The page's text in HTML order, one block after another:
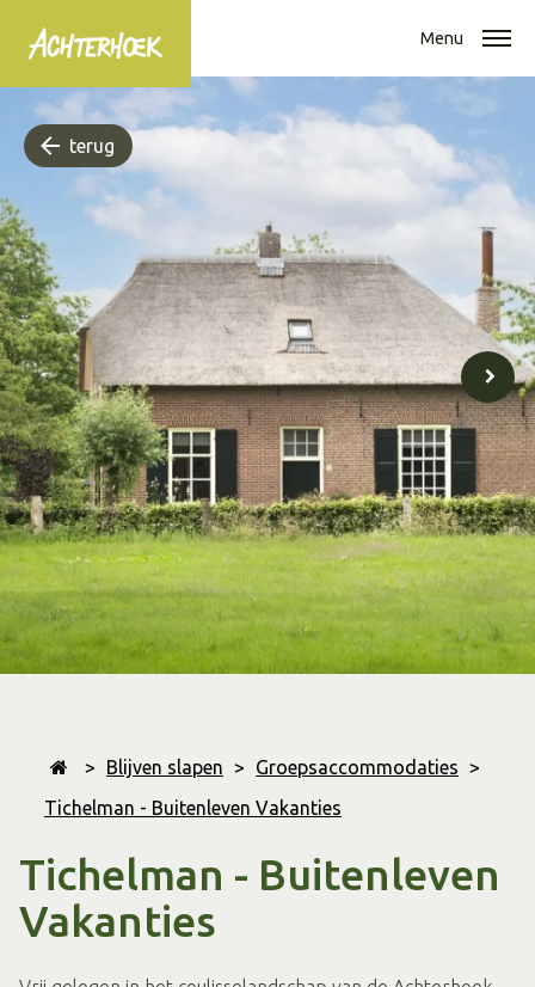
Menu
terug
> Blijven slapen > Groepsaccommodaties >
Tichelman - Buitenleven Vakanties
Tichelman - Buitenleven
Vakanties